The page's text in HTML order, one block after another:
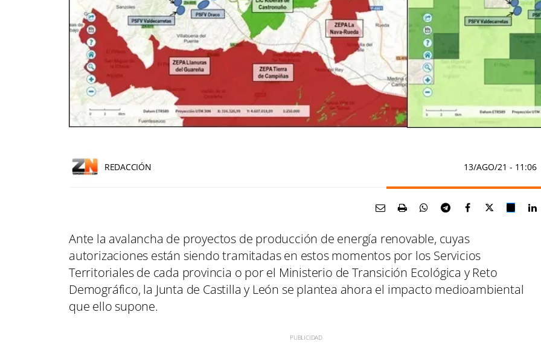
REDACCIÓN 13/AGO/21 - 11:06
Ante la avalancha de proyectos de producción de energía renovable, cuyas
autorizaciones están siendo tramitadas en estos momentos por los Servicios
Territoriales de cada provincia o por el Ministerio de Transición Ecológica y Reto
Demográfico, la Junta de Castilla y León se plantea ahora el impacto medioambiental
que ello supone.